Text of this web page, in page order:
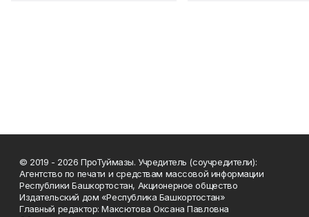
© 2019 - 2026 ПроТуймазы. Учредитель (соучредители):
Агентство по печати и средствам массовой информации
Республики Башкортостан, Акционерное общество
Издательский дом «Республика Башкортостан»
Главный редактор: Максютова Оксана Павловна